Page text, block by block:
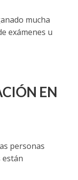
mucha
exámenes u
EN
personas
están